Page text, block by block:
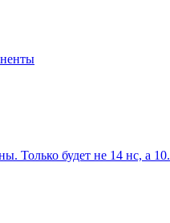
Только будет не 14 нс, а 10.